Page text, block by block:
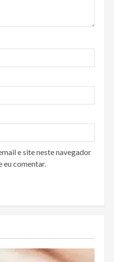
e site neste navegador
eu comentar.